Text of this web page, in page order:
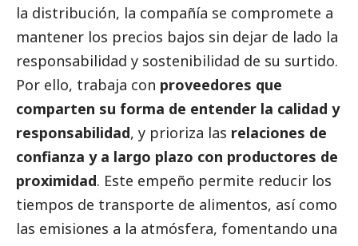
la distribución, la compañía se compromete a
mantener los precios bajos sin dejar de lado la
responsabilidad y sostenibilidad de su surtido.
Por ello, trabaja con proveedores que
comparten su forma de entender la calidad y
responsabilidad, y prioriza las relaciones de
confianza y a largo plazo con productores de
proximidad. Este empeño permite reducir los
tiempos de transporte de alimentos, así como
las emisiones a la atmósfera, fomentando una